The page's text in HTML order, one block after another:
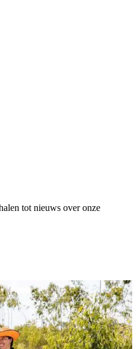
tot nieuws over onze